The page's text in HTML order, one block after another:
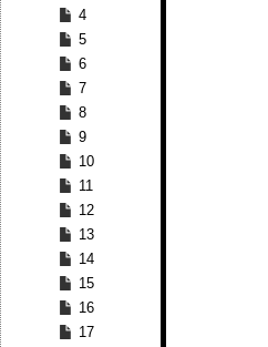
4
5
6
7
8
9
10
11
12
13
14
15
16
17